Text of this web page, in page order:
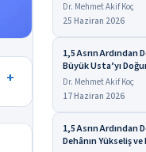
Dr. Mehmet Akif Koç
25 Haziran 2026
1,5 Asrın Ardından
Büyük Usta’yı
Dr. Mehmet Akif Koç
17 Haziran 2026
1,5 Asrın Ardından
Dehânın Yükseliş